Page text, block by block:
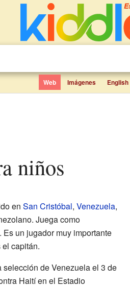
Web Imágenes English
niños
en San Cristóbal, Venezuela,
Juega como
. Es un jugador muy importante
capitán.
de Venezuela el 3 de
Haití en el Estadio